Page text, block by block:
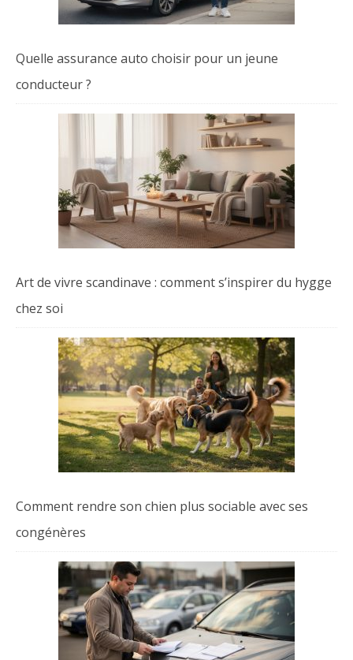
Quelle assurance auto choisir pour un jeune
conducteur ?
Art de vivre scandinave : comment s’inspirer du hygge
chez soi
Comment rendre son chien plus sociable avec ses
congénères